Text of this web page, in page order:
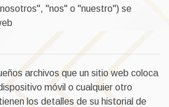
"nos" o "nuestro") se
archivos que un sitio web coloca
móvil o cualquier otro
los detalles de su historial de